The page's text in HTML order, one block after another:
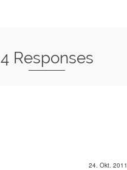
4 Responses
24. Okt. 2011